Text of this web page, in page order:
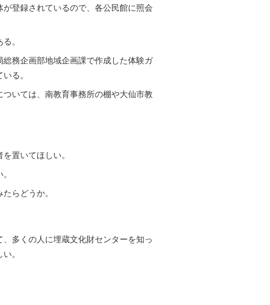
登録されているので、各公民館に照会
。
務企画部地域企画課で作成した体験ガ
る。
ついては、南教育事務所の棚や大仙市教
置いてほしい。
らどうか。
多くの人に埋蔵文化財センターを知っ
。